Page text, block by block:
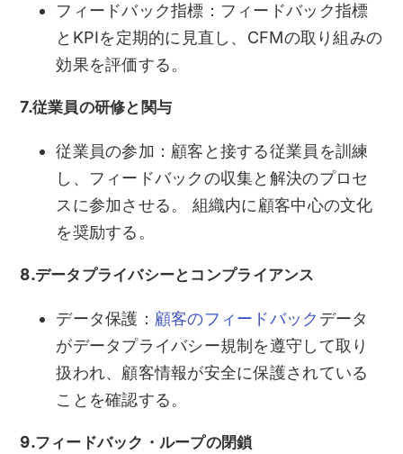
フィードバック指標：フィードバック指標
とKPIを定期的に見直し、CFMの取り組みの
効果を評価する。
7.従業員の研修と関与
従業員の参加：顧客と接する従業員を訓練
し、フィードバックの収集と解決のプロセ
スに参加させる。 組織内に顧客中心の文化
を奨励する。
8.データプライバシーとコンプライアンス
データ保護： 顧客のフィードバック データ
がデータプライバシー規制を遵守して取り
扱われ、顧客情報が安全に保護されている
ことを確認する。
9.フィードバック・ループの閉鎖